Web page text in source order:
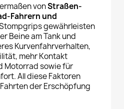
vonStraßen-
Fahrern und
gewährleisten
Beine am Tank und
Kurvenfahrverhalten,
mehr Kontakt
Motorrad sowie für
All diese Faktoren
der Erschöpfung